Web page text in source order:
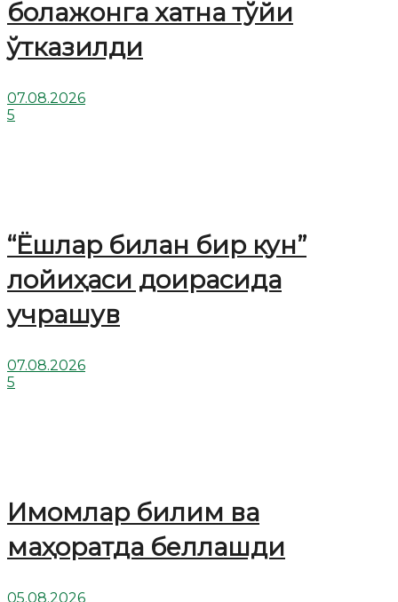
болажонга хатна тўйи
ўтказилди
07.08.2026
5
“Ёшлар билан бир кун”
лойиҳаси доирасида
учрашув
07.08.2026
5
Имомлар билим ва
маҳоратда беллашди
05.08.2026